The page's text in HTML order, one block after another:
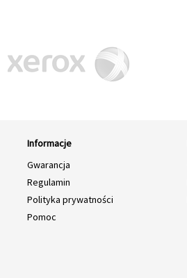
Informacje
Gwarancja
Regulamin
Polityka prywatności
Pomoc